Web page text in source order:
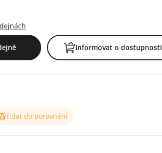
Informovat o dostupnosti
Přidat do porovnání